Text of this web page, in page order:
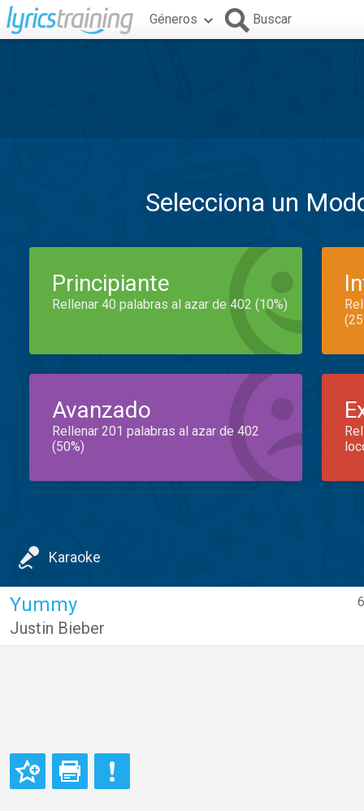
Géneros Buscar
Selecciona un
Principiante
Rellenar 40 palabras al azar de 402 (10%)
Avanzado
Rellenar 201 palabras al azar de 402
(50%)
Karaoke
Yummy
Justin Bieber